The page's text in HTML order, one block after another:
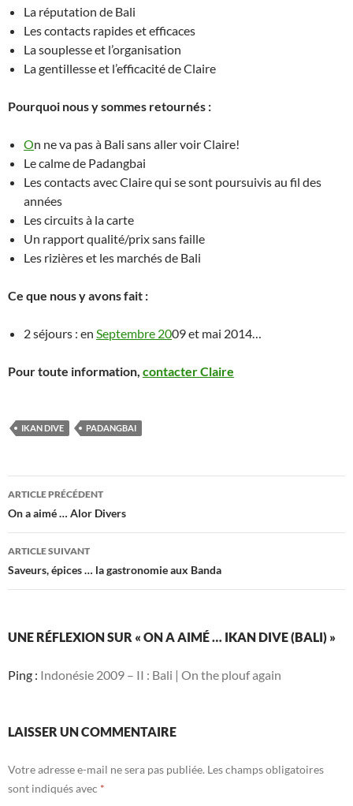
La réputation de Bali
Les contacts rapides et efficaces
La souplesse et l’organisation
La gentillesse et l’efficacité de Claire
Pourquoi nous y sommes retournés :
On ne va pas à Bali sans aller voir Claire!
Le calme de Padangbai
Les contacts avec Claire qui se sont poursuivis au fil des
années
Les circuits à la carte
Un rapport qualité/prix sans faille
Les rizières et les marchés de Bali
Ce que nous y avons fait :
2 séjours : en Septembre 2009 et mai 2014…
Pour toute information, contacter Claire
IKAN DIVE PADANGBAI
Navigation
des
articles
ARTICLE PRÉCÉDENT
On a aimé … Alor Divers
ARTICLE SUIVANT
Saveurs, épices … la gastronomie aux Banda
UNE RÉFLEXION SUR « ON A AIMÉ … IKAN DIVE (BALI) »
Ping : Indonésie 2009 – II : Bali | On the plouf again
LAISSER UN COMMENTAIRE
Votre adresse e-mail ne sera pas publiée. Les champs obligatoires
sont indiqués avec *